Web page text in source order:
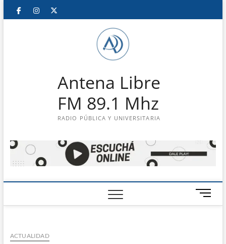
Saltar
FacebookInstagram
Antena Libre
FM 89.1 Mhz
RADIO PÚBLICA Y UNIVERSITARIA
B
o
ACTUALIDAD